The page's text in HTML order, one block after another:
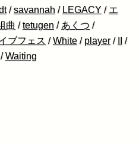
/savannah / LEGACY / エ
曲 /tetugen / あくつ /
ブフェス /White / player /
/
/Waiting